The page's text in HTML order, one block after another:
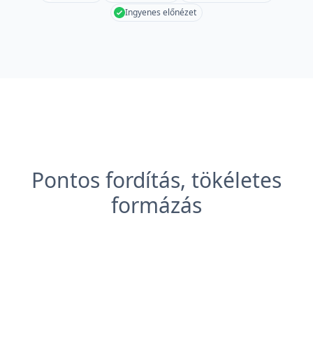
Ingyenes előnézet
Pontos fordítás, tökéletes
formázás